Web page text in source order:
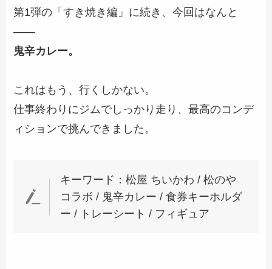
第1弾の「すき焼き編」に続き、今回はなんと
――
鬼辛カレー。
これはもう、行くしかない。
仕事終わりにジムでしっかり走り、最高のコンデ
ィションで挑んできました。
キーワード：松屋 ちいかわ / 松のや
コラボ / 鬼辛カレー / 食券キーホルダ
ー / トレーシート / フィギュア